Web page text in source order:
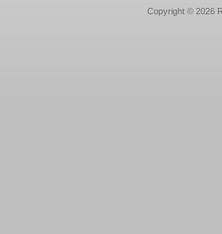
Copyright © 2026